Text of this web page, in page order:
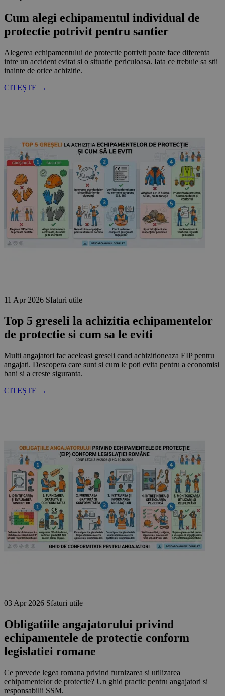
Cum alegi echipamentul individual de
protectie potrivit pentru santier
Alegerea echipamentului de protectie potrivit poate face diferenta
intre un accident evitat si o situatie periculoasa. Iata ce trebuie sa stii
inainte de orice achizitie.
CITEȘTE →
11 Apr 2026 Sfaturi utile
Top 5 greseli la achizitia echipamentelor
de protectie si cum sa le eviti
Multi angajatori fac aceleasi greseli cand achizitioneaza EIP pentru
angajati. Descopera care sunt si cum le poti evita pentru a economisi
bani si a creste siguranta.
CITEȘTE →
03 Apr 2026 Sfaturi utile
Obligatiile angajatorului privind
echipamentele de protectie conform
legislatiei romane
Ce prevede legea romana privind furnizarea si utilizarea
echipamentelor de protectie? Un ghid practic pentru angajatori si
responsabilii SSM.